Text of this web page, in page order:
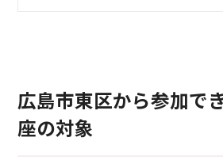
広島市東区から参加で
座の対象